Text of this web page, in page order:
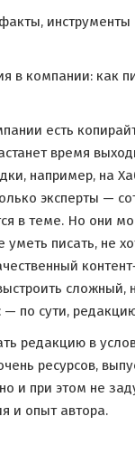
инструменты
в компании: как
есть
время
например, на
эксперты —
в теме. Но они
писать, не
сложный,
— по сути,
редакцию в
ресурсов,
и при этом не
и опыт автора.